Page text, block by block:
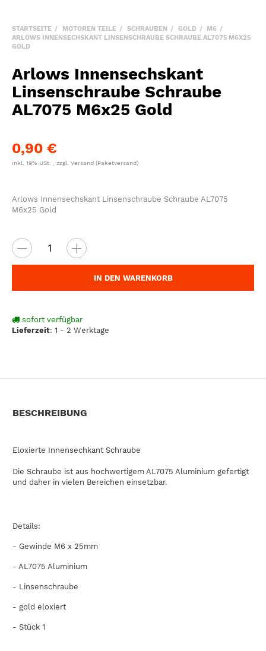
STARTSEITE MOTOREN TEILE SCHRAUBEN GOLD
M6
ARLOWS INNENSECHSKANT LINSENSCHRAUBE SCHRAUBE AL7075 M6X25
GOLD
Arlows Innensechskant
Linsenschraube Schraube
AL7075 M6x25 Gold
0,90 €
inkl. 19% USt. , zzgl. Versand (Paketversand)
Arlows Innensechskant Linsenschraube Schraube AL7075
M6x25 Gold
IN DEN WARENKORB
sofort verfügbar
Lieferzeit: 1 - 2 Werktage
BESCHREIBUNG
Eloxierte Innensechkant Schraube
Die Schraube ist aus hochwertigem AL7075 Aluminium gefertigt
und daher in vielen Bereichen einsetzbar.
Details:
- Gewinde M6 x 25mm
- AL7075 Aluminium
- Linsenschraube
- gold eloxiert
- Stück 1